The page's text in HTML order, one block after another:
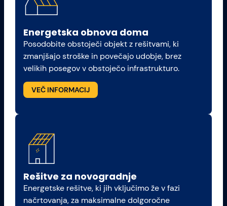
Energetska obnova doma
Posodobite obstoječi objekt z rešitvami, ki
zmanjšajo stroške in povečajo udobje, brez
velikih posegov v obstoječo infrastrukturo.
VEČ INFORMACIJ
Rešitve za novogradnje
Energetske rešitve, ki jih vključimo že v fazi
načrtovanja, za maksimalne dolgoročne